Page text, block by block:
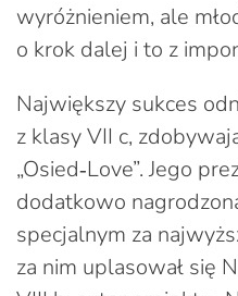
wyróżnieniem, ale
o krok dalej i to z
Największy sukces
z klasy VII c,
„Osied‑Love”. Jego
dodatkowo
specjalnym za
za nim uplasował się